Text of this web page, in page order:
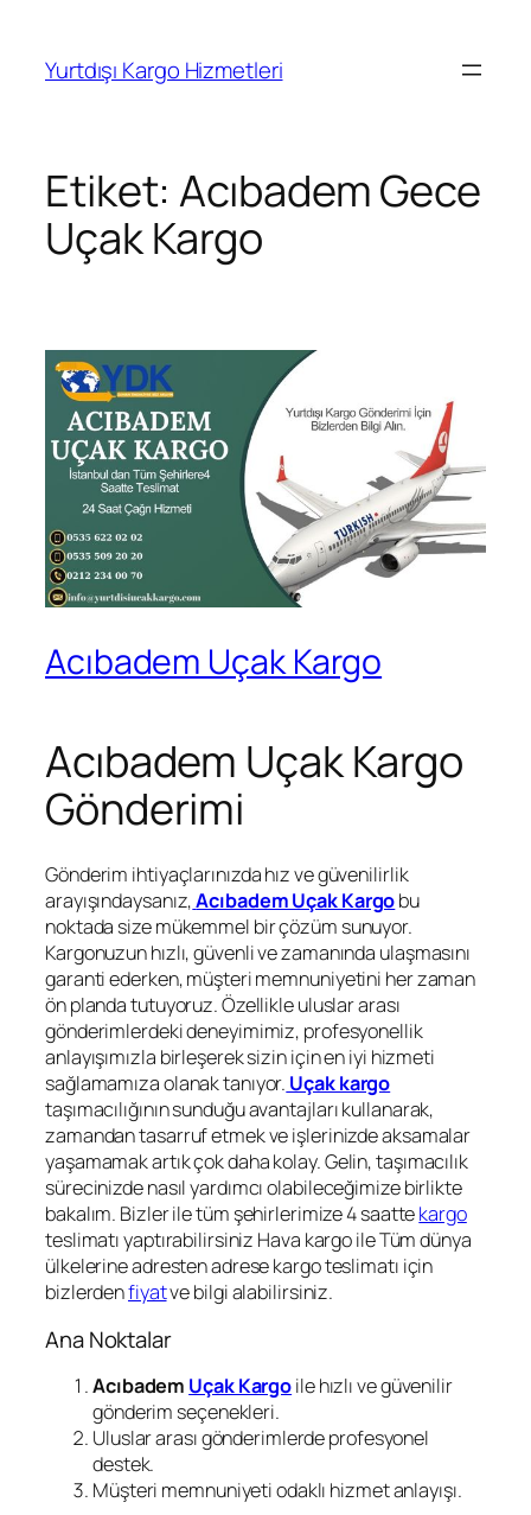
Yurtdışı Kargo Hizmetleri
Etiket:Acıbadem Gece
Uçak Kargo
Acıbadem Uçak Kargo
Acıbadem Uçak Kargo
Gönderimi
Gönderim ihtiyaçlarınızda hız ve güvenilirlik
arayışındaysanız,Acıbadem Uçak Kargobu
noktada size mükemmel bir çözüm sunuyor.
Kargonuzun hızlı, güvenli ve zamanında ulaşmasını
garanti ederken, müşteri memnuniyetini her zaman
ön planda tutuyoruz. Özellikle uluslar arası
gönderimlerdeki deneyimimiz, profesyonellik
anlayışımızla birleşerek sizin için en iyi hizmeti
sağlamamıza olanak tanıyor. Uçak kargo
taşımacılığının sunduğu avantajları kullanarak,
zamandan tasarruf etmek ve işlerinizde aksamalar
yaşamamak artık çok daha kolay. Gelin, taşımacılık
sürecinizde nasıl yardımcı olabileceğimize birlikte
bakalım. Bizler ile tüm şehirlerimize 4 saattekargo
teslimatı yaptırabilirsiniz Hava kargo ile Tüm dünya
ülkelerine adresten adrese kargo teslimatı için
bizlerdenfiyatve bilgi alabilirsiniz.
Ana Noktalar
Acıbadem Uçak Kargoile hızlı ve güvenilir
gönderim seçenekleri.
Uluslar arası gönderimlerde profesyonel
destek.
Müşteri memnuniyeti odaklı hizmet anlayışı.